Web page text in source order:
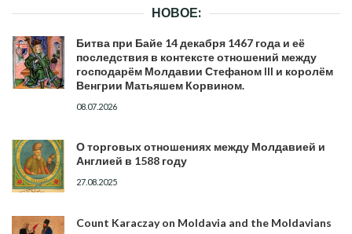
НОВОЕ:
Битва при Байе 14 декабря 1467 года и её
последствия в контексте отношений между
господарём Молдавии Стефаном III и королём
Венгрии Матьяшем Корвином.
08.07.2026
О торговых отношениях между Молдавией и
Англией в 1588 году
27.08.2025
Count Karaczay on Moldavia and the Moldavians